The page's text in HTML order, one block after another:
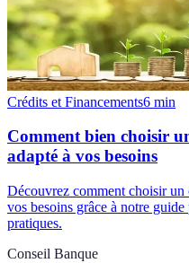
Crédits et Financements6 min
Comment bien choisir
adapté à vos besoins
Découvrez comment choisir un
vos besoins grâce à notre
pratiques.
Conseil Banque